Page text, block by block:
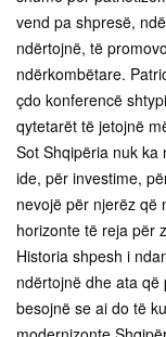
vend pa shpresë,
ndërtojnë, të
ndërkombëtare.
çdo konferencë
qytetarët të jetojnë
Sot Shqipëria nuk
ide, për investime,
nevojë për njerëz që
horizonte të reja për
Historia shpesh i
ndërtojnë dhe ata
besojnë se ai do të